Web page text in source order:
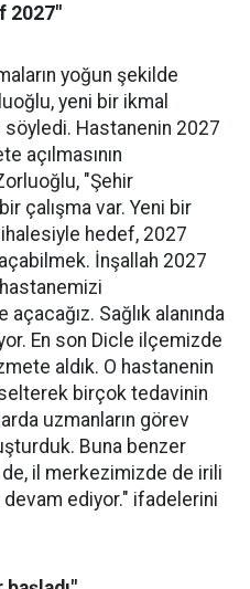
2027"
yoğun şekilde
yeni bir ikmal
söyledi. Hastanenin 2027
açılmasının
"Şehir
çalışma var. Yeni bir
hedef, 2027
açabilmek. İnşallah 2027
hastanemizi
açacağız. Sağlık alanında
En son Dicle ilçemizde
aldık. O hastanenin
birçok tedavinin
uzmanların görev
Buna benzer
il merkezimizde de irili
devam ediyor." ifadelerini